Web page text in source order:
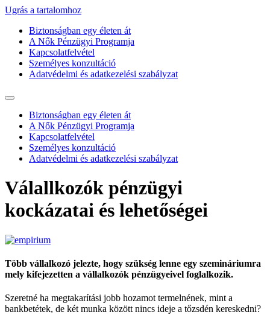
Ugrás a tartalomhoz
Biztonságban egy életen át
A Nők Pénzügyi Programja
Kapcsolatfelvétel
Személyes konzultáció
Adatvédelmi és adatkezelési szabályzat
Biztonságban egy életen át
A Nők Pénzügyi Programja
Kapcsolatfelvétel
Személyes konzultáció
Adatvédelmi és adatkezelési szabályzat
Válallkozók pénzügyi
kockázatai és lehetőségei
Több vállalkozó jelezte, hogy szükség lenne egy szemináriumra
mely kifejezetten a vállalkozók pénzügyeivel foglalkozik.
Szeretné ha megtakarítási jobb hozamot termelnének, mint a
bankbetétek, de két munka között nincs ideje a tőzsdén kereskedni?